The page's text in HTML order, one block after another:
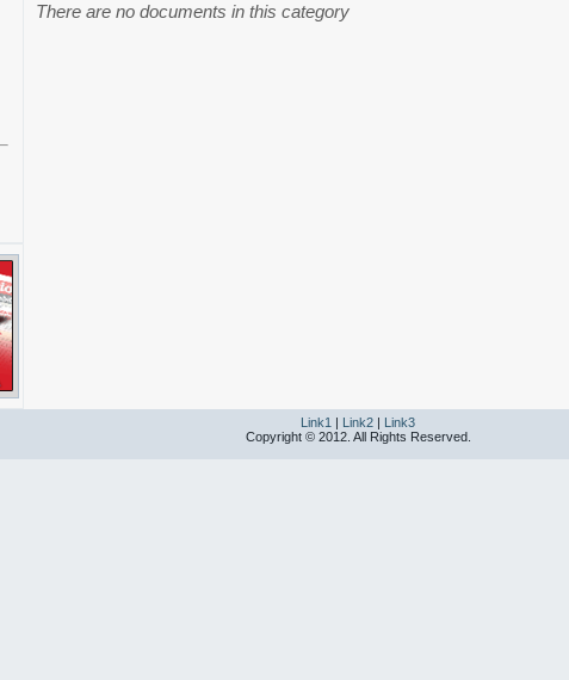
There are no documents in this category
Link1 | Link2 | Link3
Copyright © 2012. All Rights Reserved.